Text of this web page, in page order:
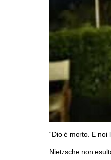
“Dio è morto. E noi
Nietzsche non